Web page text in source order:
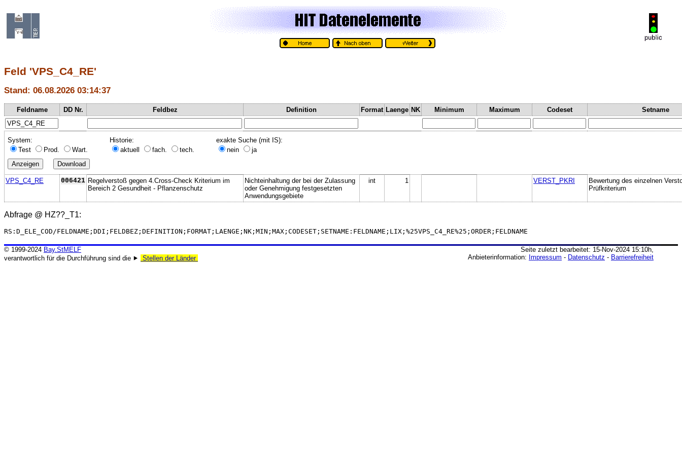
Feld 'VPS_C4_RE'
Stand: 06.08.2026 03:14:37
Feldname DD Nr. Feldbez Definition Format Laenge NK Minimum Maximum Codeset Setname
System:
Test
Prod. Wart.
Historie:
aktuell
fach. tech.
exakte Suche (mit IS):
nein
ja
VPS_C4_RE 006421 Regelverstoß gegen 4.Cross-Check Kriterium im
Bereich 2 Gesundheit - Pflanzenschutz
Nichteinhaltung der bei der Zulassung
oder Genehmigung festgesetzten
Anwendungsgebiete
int 1 VERST_PKRI
Bewertung des einzelnen
Prüfkriterium
Abfrage @ HZ??_T1:
RS:D_ELE_COD/FELDNAME;DDI;FELDBEZ;DEFINITION;FORMAT;LAENGE;NK;MIN;MAX;CODESET;SETNAME:FELDNAME;LIX;%25VPS_C4_RE%25;ORDER;FELDNAME
Seite zuletzt bearbeitet: 15-Nov-2024 15:10h,
Anbieterinformation: Impressum - Datenschutz - Barrierefreiheit
© 1999-2024 Bay.StMELF
verantwortlich für die Durchführung sind die ⯈
Stellen der Länder